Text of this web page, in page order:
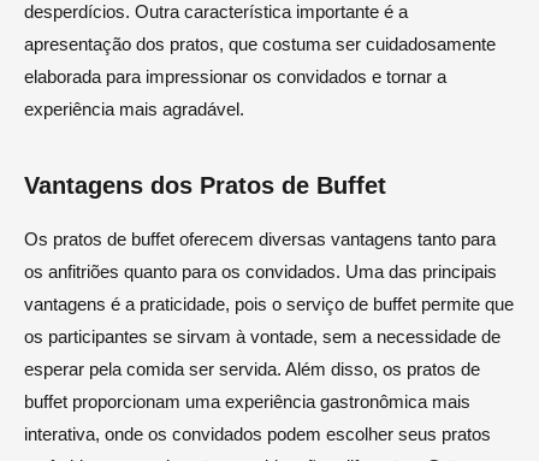
desperdícios. Outra característica importante é a
apresentação dos pratos, que costuma ser cuidadosamente
elaborada para impressionar os convidados e tornar a
experiência mais agradável.
Vantagens dos Pratos de Buffet
Os pratos de buffet oferecem diversas vantagens tanto para
os anfitriões quanto para os convidados. Uma das principais
vantagens é a praticidade, pois o serviço de buffet permite que
os participantes se sirvam à vontade, sem a necessidade de
esperar pela comida ser servida. Além disso, os pratos de
buffet proporcionam uma experiência gastronômica mais
interativa, onde os convidados podem escolher seus pratos